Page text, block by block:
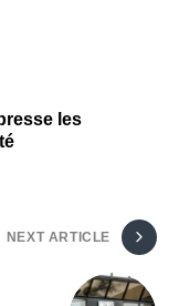
les
NEXT ARTICLE